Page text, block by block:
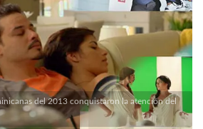
del 2013 conquistaron la atención del